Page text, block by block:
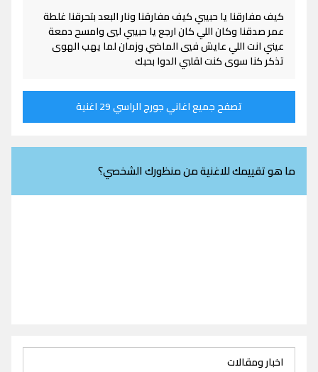
كيف مفارقنا يا حبيبي كيف مفارقنا ونار البعد بتحرقنا غلطة
عمر صدقنا وكان اللي كان ارجع يا حبيبي ليي وامسح دمعة
عيني انت اللي عايش فيي الماضي وزمان لما يهب الهوى
تذكر كنا سوى كنت لقلبي الدوا بحبك
تصفح جميع اغاني جورج الراسي 29 اغنية
ما هو تقييمك للاغنية من منظورك الشخصي؟
اخبار ومقالات